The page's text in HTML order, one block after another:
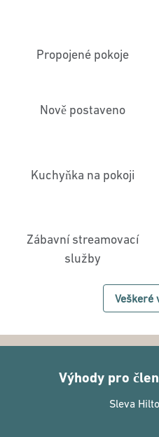
Propojené pokoje
Nově postaveno
Kuchyňka na pokoji
Zábavní streamovací
služby
Veškeré
Výhody pro
Sleva